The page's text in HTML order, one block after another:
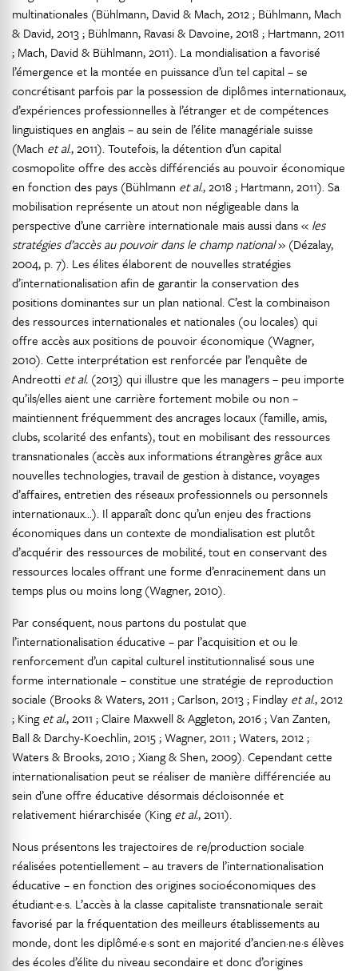
multinationales (Bühlmann, David & Mach, 2012 ; Bühlmann, Mach
& David, 2013 ; Bühlmann, Ravasi & Davoine, 2018 ; Hartmann, 2011
; Mach, David & Bühlmann, 2011). La mondialisation a favorisé
l’émergence et la montée en puissance d’un tel capital – se
concrétisant parfois par la possession de diplômes internationaux,
d’expériences professionnelles à l’étranger et de compétences
linguistiques en anglais – au sein de l’élite managériale suisse
(Mach et al., 2011). Toutefois, la détention d’un capital
cosmopolite offre des accès différenciés au pouvoir économique
en fonction des pays (Bühlmann et al., 2018 ; Hartmann, 2011). Sa
mobilisation représente un atout non négligeable dans la
perspective d’une carrière internationale mais aussi dans « les
stratégies d’accès au pouvoir dans le champ national» (Dézalay,
2004, p. 7). Les élites élaborent de nouvelles stratégies
d’internationalisation afin de garantir la conservation des
positions dominantes sur un plan national. C’est la combinaison
des ressources internationales et nationales (ou locales) qui
offre accès aux positions de pouvoir économique (Wagner,
2010). Cette interprétation est renforcée par l’enquête de
Andreotti et al. (2013) qui illustre que les managers – peu importe
qu’ils/elles aient une carrière fortement mobile ou non –
maintiennent fréquemment des ancrages locaux (famille, amis,
clubs, scolarité des enfants), tout en mobilisant des ressources
transnationales (accès aux informations étrangères grâce aux
nouvelles technologies, travail de gestion à distance, voyages
d’affaires, entretien des réseaux professionnels ou personnels
internationaux…). Il apparaît donc qu’un enjeu des fractions
économiques dans un contexte de mondialisation est plutôt
d’acquérir des ressources de mobilité, tout en conservant des
ressources locales offrant une forme d’enracinement dans un
temps plus ou moins long (Wagner, 2010).
Par conséquent, nous partons du postulat que
l’internationalisation éducative – par l’acquisition et ou le
renforcement d’un capital culturel institutionnalisé sous une
forme internationale – constitue une stratégie de reproduction
sociale (Brooks & Waters, 2011 ; Carlson, 2013 ; Findlay et al., 2012
; Kinget al., 2011 ; Claire Maxwell & Aggleton, 2016 ; Van Zanten,
Ball & Darchy-Koechlin, 2015 ; Wagner, 2011 ; Waters, 2012 ;
Waters & Brooks, 2010 ; Xiang & Shen, 2009). Cependant cette
internationalisation peut se réaliser de manière différenciée au
sein d’une offre éducative désormais décloisonnée et
relativement hiérarchisée (Kinget al., 2011).
Nous présentons les trajectoires de re/production sociale
réalisées potentiellement – au travers de l’internationalisation
éducative – en fonction des origines socioéconomiques des
étudiant·e·s. L’accès à la classe capitaliste transnationale serait
favorisé par la fréquentation des meilleurs établissements au
monde, dont les diplômé·e·s sont en majorité d’ancien·ne·s élèves
des écoles d’élite du niveau secondaire et donc d’origines